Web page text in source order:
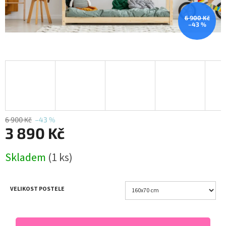
6 900 Kč
–43 %
6 900 Kč –43 %
3 890 Kč
cena:
Skladem (1 ks)
VELIKOST POSTELE